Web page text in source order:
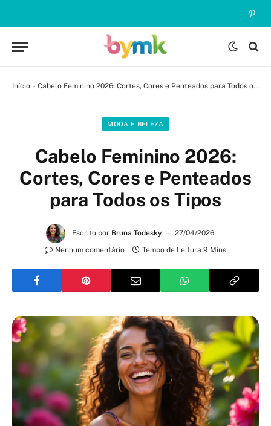
Início » Cabelo Feminino 2026: Cortes, Cores e Penteados para Todos os Tipos
MODA E BELEZA
Cabelo Feminino 2026:
Cortes, Cores e Penteados
para Todos os Tipos
Escrito por Bruna Todesky
27/04/2026
Nenhum comentário
Tempo de Leitura 9 Mins